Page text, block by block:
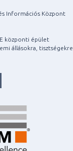
Információs Központ
központi épület
állásokra, tisztségekre